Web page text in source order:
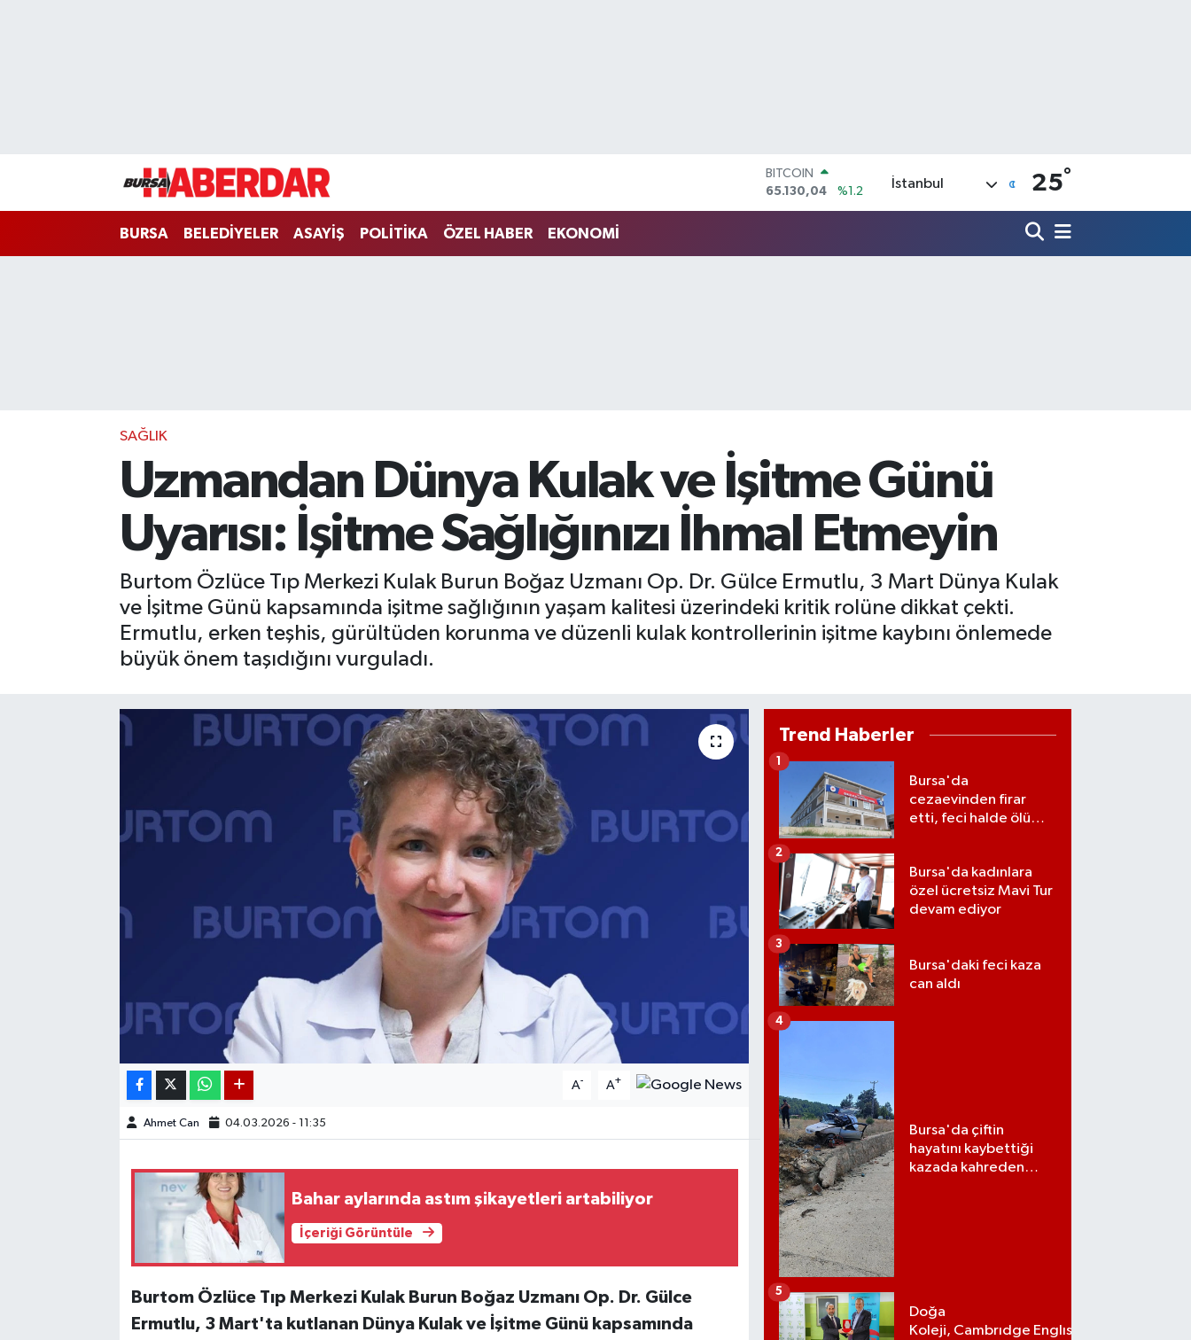
65.130,04
DOLAR
İstanbul 25°
BURSA BELEDİYELER ASAYİŞ POLİTİKA ÖZEL HABER EKONOMİ
SAĞLIK
Uzmandan Dünya Kulak ve İşitme Günü
Uyarısı: İşitme Sağlığınızı İhmal Etmeyin
Burtom Özlüce Tıp Merkezi Kulak Burun Boğaz Uzmanı Op. Dr. Gülce Ermutlu, 3 Mart Dünya Kulak
ve İşitme Günü kapsamında işitme sağlığının yaşam kalitesi üzerindeki kritik rolüne dikkat çekti.
Ermutlu, erken teşhis, gürültüden korunma ve düzenli kulak kontrollerinin işitme kaybını önlemede
büyük önem taşıdığını vurguladı.
A- A+
Ahmet Can 04.03.2026 - 11:35
Bahar aylarında astım şikayetleri artabiliyor
İçeriği Görüntüle
Burtom Özlüce Tıp Merkezi Kulak Burun Boğaz Uzmanı Op. Dr. Gülce
Ermutlu, 3 Mart'ta kutlanan Dünya Kulak ve İşitme Günü kapsamında
Trend Haberler
Bursa'da
cezaevinden firar
etti, feci halde ölü
1
Bursa'da kadınlara
özel ücretsiz Mavi Tur
devam ediyor
2
Bursa'daki feci kaza
can aldı
3
Bursa'da çiftin
hayatını kaybettiği
kazada kahreden
4
Doğa
Koleji, Cambrıdge Englısh Platınum
5
Tüm Manşetler